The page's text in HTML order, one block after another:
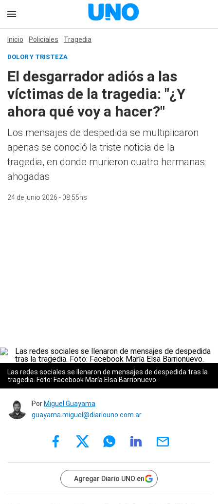
Inicio Policiales Tragedia
DOLOR Y TRISTEZA
El desgarrador adiós a las
víctimas de la tragedia: "¿Y
ahora qué voy a hacer?"
Los mensajes de despedida se multiplicaron
apenas se conoció la triste noticia de la
tragedia, en donde murieron cuatro hermanas
ahogadas
24 de junio 2026 - 08:55hs
Las redes sociales se llenaron de mensajes de despedida tras la
tragedia. Foto: Facebook María Elsa Barrionuevo.
Por Miguel Guayama
guayama.miguel@diariouno.com.ar
Agregar Diario UNO en